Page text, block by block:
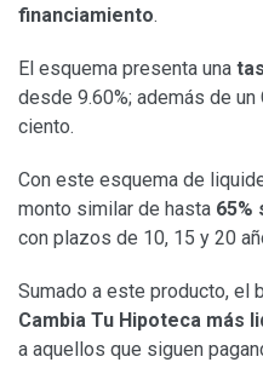
financiamiento.
El esquema presenta una
desde 9.60%; además de
ciento.
Con este esquema de
monto similar de hasta 65%
con plazos de 10, 15 y 20
Sumado a este producto, el
Cambia Tu Hipoteca más
a aquellos que siguen